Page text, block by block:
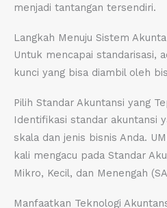
menjadi tantangan tersendiri.
Langkah Menuju Sistem
Untuk mencapai standarisasi,
kunci yang bisa diambil oleh
Pilih Standar Akuntansi yang
Identifikasi standar akuntansi
skala dan jenis bisnis Anda.
kali mengacu pada Standar
Mikro, Kecil, dan Menengah
Manfaatkan Teknologi